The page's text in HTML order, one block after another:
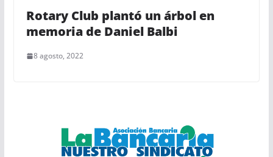
Rotary Club plantó un árbol en
memoria de Daniel Balbi
8 agosto, 2022